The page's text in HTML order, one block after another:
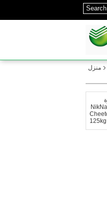
Search
منزل